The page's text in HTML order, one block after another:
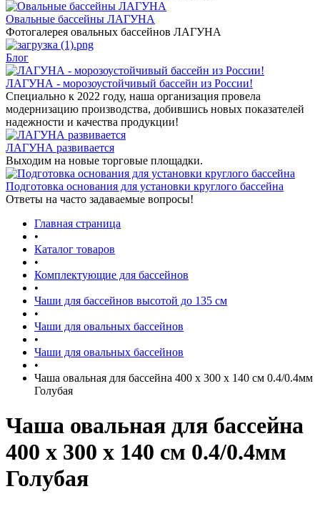
Овальные бассейны ЛАГУНА
Фотогалерея овальных бассейнов ЛАГУНА
Блог
ЛАГУНА - морозоустойчивый бассейн из России!
Специально к 2022 году, наша организация провела
модернизацию производства, добившись новых показателей
надежности и качества продукции!
ЛАГУНА развивается
Выходим на новые торговые площадки.
Подготовка основания для установки круглого бассейна
Ответы на часто задаваемые вопросы!
Главная страница
•
Каталог товаров
•
Комплектующие для бассейнов
•
Чаши для бассейнов высотой до 135 см
•
Чаши для овальных бассейнов
•
Чаши для овальных бассейнов
•
Чаша овальная для бассейна 400 х 300 х 140 см 0.4/0.4мм
Голубая
Чаша овальная для бассейна
400 х 300 х 140 см 0.4/0.4мм
Голубая